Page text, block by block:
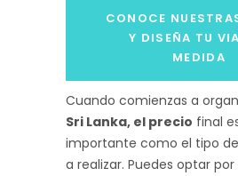
CONOCE
Y DISEÑA TU
MEDIDA
Cuando comienzas a
Sri Lanka, el precio final
importante como el tipo
a realizar. Puedes optar